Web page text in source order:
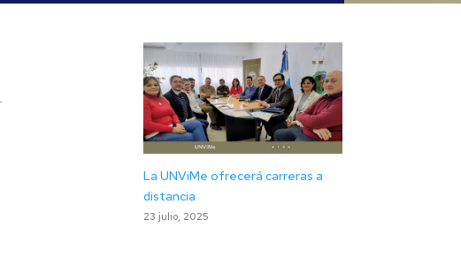
La UNViMe ofrecerá carreras a
distancia
23 julio, 2025